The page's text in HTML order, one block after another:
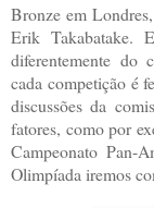
Bronze em
Erik Takabatake.
diferentemente do
cada competição é
discussões da
fatores, como por
Campeonato Pan-
Olimpíada iremos